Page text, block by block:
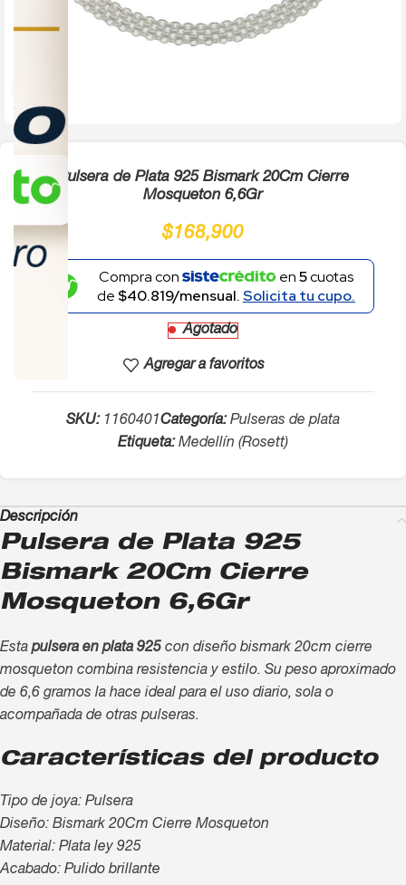
Pulsera de Plata 925 Bismark 20Cm Cierre
Mosqueton 6,6Gr
$168,900
Compra con en5cuotas
de $40.819/mensual.Solicita tu cupo.
Agotado
Agregar a favoritos
SKU: 1160401Categoría: Pulseras de plata
Etiqueta: Medellín (Rosett)
Descripción
Pulsera de Plata 925
Bismark 20Cm Cierre
Mosqueton 6,6Gr
Estapulsera en plata 925 con diseño bismark 20cm cierre
mosqueton combina resistencia y estilo. Su peso aproximado
de 6,6 gramos la hace ideal para el uso diario, sola o
acompañada de otras pulseras.
Características del producto
Tipo de joya: Pulsera
Diseño: Bismark 20Cm Cierre Mosqueton
Material: Plata ley 925
Acabado: Pulido brillante